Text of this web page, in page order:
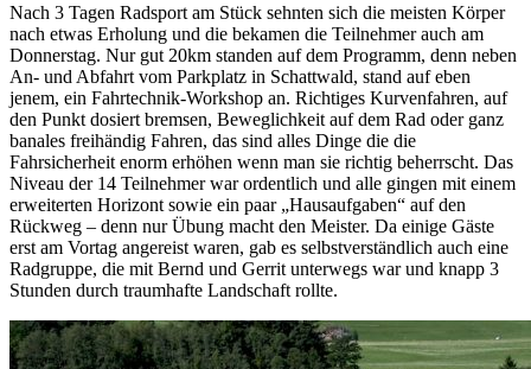
Nach 3 Tagen Radsport am Stück sehnten sich die meisten Körper
nach etwas Erholung und die bekamen die Teilnehmer auch am
Donnerstag. Nur gut 20km standen auf dem Programm, denn neben
An- und Abfahrt vom Parkplatz in Schattwald, stand auf eben
jenem, ein Fahrtechnik-Workshop an. Richtiges Kurvenfahren, auf
den Punkt dosiert bremsen, Beweglichkeit auf dem Rad oder ganz
banales freihändig Fahren, das sind alles Dinge die die
Fahrsicherheit enorm erhöhen wenn man sie richtig beherrscht. Das
Niveau der 14 Teilnehmer war ordentlich und alle gingen mit einem
erweiterten Horizont sowie ein paar „Hausaufgaben“ auf den
Rückweg – denn nur Übung macht den Meister. Da einige Gäste
erst am Vortag angereist waren, gab es selbstverständlich auch eine
Radgruppe, die mit Bernd und Gerrit unterwegs war und knapp 3
Stunden durch traumhafte Landschaft rollte.